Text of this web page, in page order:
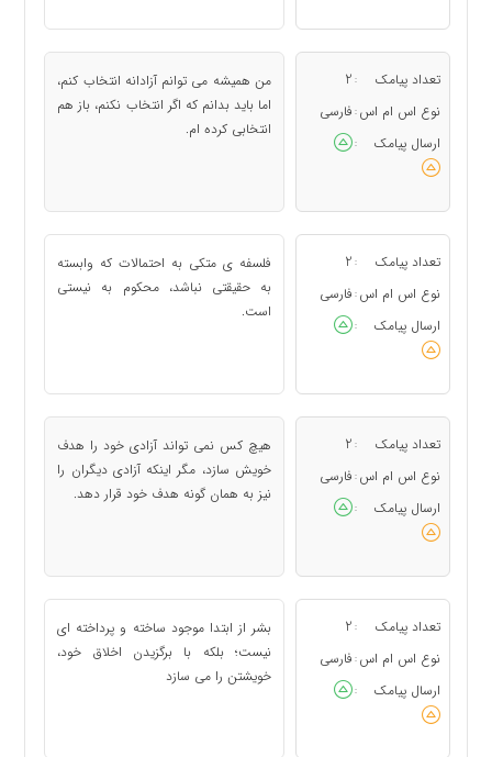
تعداد پیامک :
2
نوع اس ام اس : فارسی
ارسال پیامک
:
من همیشه می توانم آزادانه انتخاب كنم،
اما باید بدانم كه اگر انتخاب نكنم، باز هم
انتخابی كرده ام.
تعداد پیامک :
2
نوع اس ام اس : فارسی
ارسال پیامک
:
فلسفه ی متكی به احتمالات كه وابسته
به حقیقتی نباشد، محكوم به نیستی
است.
تعداد پیامک :
2
نوع اس ام اس : فارسی
ارسال پیامک
:
هیچ كس نمی تواند آزادی خود را هدف
خویش سازد، مگر اینكه آزادی دیگران را
نیز به همان گونه هدف خود قرار دهد.
تعداد پیامک :
2
نوع اس ام اس : فارسی
ارسال پیامک
:
بشر از ابتدا موجود ساخته و پرداخته ای
نیست؛ بلكه با برگزیدن اخلاق خود،
خویشتن را می سازد